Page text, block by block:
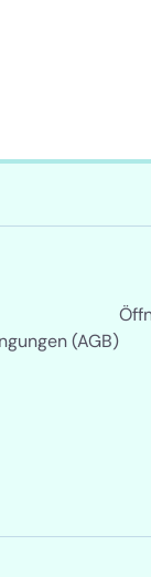
(AGB)